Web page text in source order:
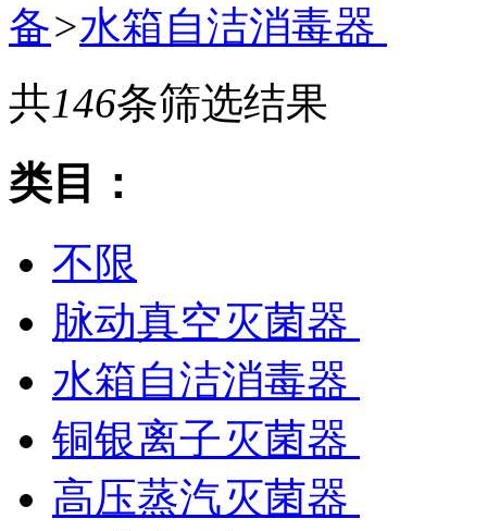
备>水箱自洁消毒器
共146条筛选结果
类目：
不限
脉动真空灭菌器
水箱自洁消毒器
铜银离子灭菌器
高压蒸汽灭菌器